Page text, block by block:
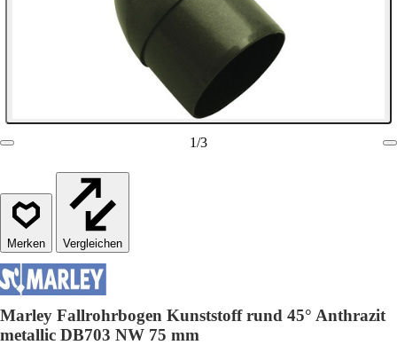
1/3
Vergleichen
Marley Fallrohrbogen Kunststoff rund 45° Anthrazit
metallic DB703 NW 75 mm